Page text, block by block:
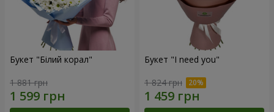
Букет "Білий корал"
1 881 грн
Букет "I need you"
1 824 грн